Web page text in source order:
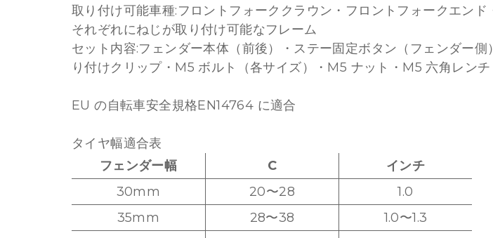
取り付け可能車種:フロントフォーククラウン・フロントフォークエン
それぞれにねじが取り付け可能なフレーム
セット内容:フェンダー本体（前後）・ステー固定ボタン（フェンダー
り付けクリップ・M5 ボルト（各サイズ）・M5 ナット・M5 六角レンチ
EU の自転車安全規格EN14764 に適合
タイヤ幅適合表
フェンダー幅
C
インチ
30mm
20〜28
1.0
35mm
28〜38
1.0〜1.3